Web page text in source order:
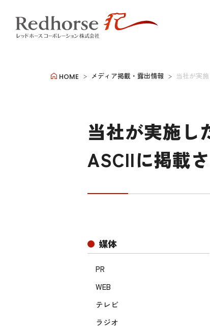
HOME メディア掲載・露出情報 当社が実
当社が実施し
ASCIIに掲載
媒体
PR
WEB
テレビ
ラジオ